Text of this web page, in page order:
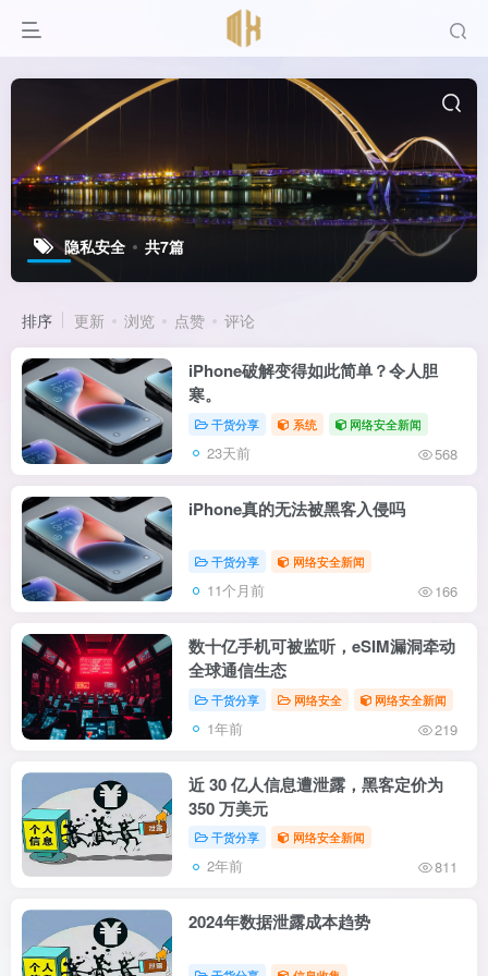
隐私安全 共7篇
排序 更新 浏览 点赞 评论
iPhone破解变得如此简单？令人胆
寒。
干货分享 系统 网络安全新闻
23天前 568
iPhone真的无法被黑客入侵吗
干货分享 网络安全新闻
11个月前 166
数十亿手机可被监听，eSIM漏洞牵动
全球通信生态
干货分享 网络安全 网络安全新闻
1年前 219
近 30 亿人信息遭泄露，黑客定价为
350 万美元
干货分享 网络安全新闻
2年前 811
2024年数据泄露成本趋势